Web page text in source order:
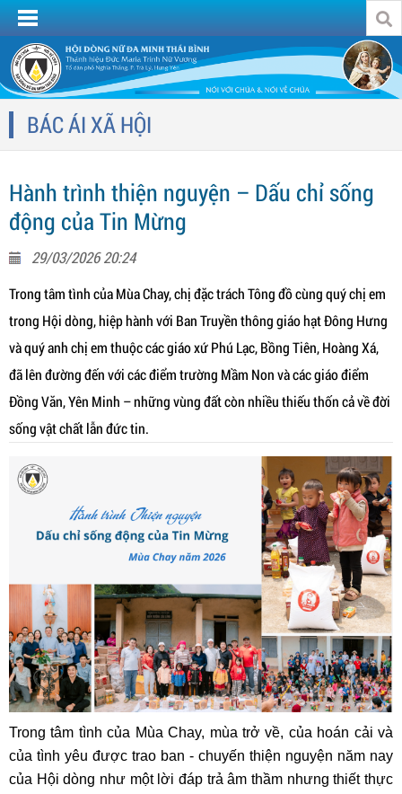
BÁC ÁI XÃ HỘI
Hành trình thiện nguyện – Dấu chỉ sống
động của Tin Mừng
29/03/2026 20:24
Trong tâm tình của Mùa Chay, chị đặc trách Tông đồ cùng quý chị em
trong Hội dòng, hiệp hành với Ban Truyền thông giáo hạt Đông Hưng
và quý anh chị em thuộc các giáo xứ Phú Lạc, Bồng Tiên, Hoàng Xá,
đã lên đường đến với các điểm trường Mầm Non và các giáo điểm
Đồng Văn, Yên Minh – những vùng đất còn nhiều thiếu thốn cả về đời
sống vật chất lẫn đức tin.
Trong tâm tình của Mùa Chay, mùa trở về, của hoán cải và
của tình yêu được trao ban - chuyến thiện nguyện năm nay
của Hội dòng như một lời đáp trả âm thầm nhưng thiết thực